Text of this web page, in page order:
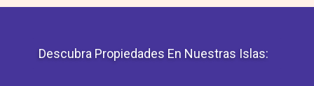
Descubra Propiedades En Nuestras Islas: